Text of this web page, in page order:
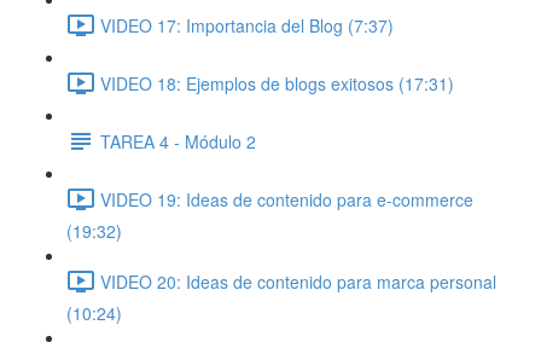
VIDEO 17: Importancia del Blog (7:37)
VIDEO 18: Ejemplos de blogs exitosos (17:31)
TAREA 4 - Módulo 2
VIDEO 19: Ideas de contenido para e-commerce
(19:32)
VIDEO 20: Ideas de contenido para marca personal
(10:24)